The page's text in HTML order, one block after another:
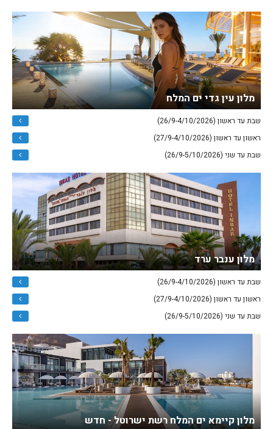
מלון עין גדי ים המלח
שבת עד ראשון (26/9-4/10/2026)
ראשון עד ראשון (27/9-4/10/2026)
שבת עד שני (26/9-5/10/2026)
מלון ענבר ערד
שבת עד ראשון (26/9-4/10/2026)
ראשון עד ראשון (27/9-4/10/2026)
שבת עד שני (26/9-5/10/2026)
מלון קיימא ים המלח רשת ישרוטל - חדש